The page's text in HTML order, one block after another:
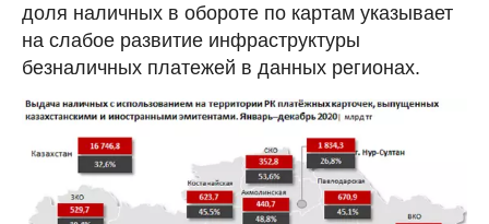
доля наличных в обороте по картам указывает
на слабое развитие инфраструктуры
безналичных платежей в данных регионах.